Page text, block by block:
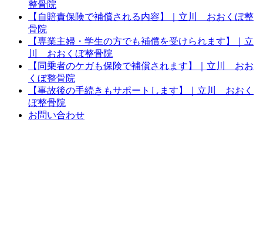
整骨院
【自賠責保険で補償される内容】｜立川 おおくぼ整
骨院
【専業主婦・学生の方でも補償を受けられます】｜立
川 おおくぼ整骨院
【同乗者のケガも保険で補償されます】｜立川 おお
くぼ整骨院
【事故後の手続きもサポートします】｜立川 おおく
ぼ整骨院
お問い合わせ